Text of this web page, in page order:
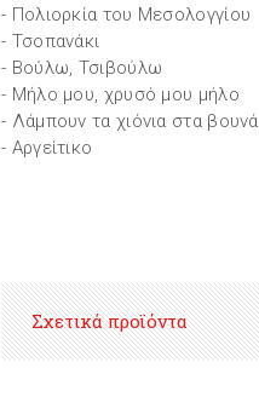
- Πολιορκία του Μεσολογγίου
- Τσοπανάκι
- Βούλω, Τσιβούλω
- Μήλο μου, χρυσό μου μήλο
- Λάμπουν τα χιόνια στα βουνά
- Αργείτικο
Σχετικά προϊόντα